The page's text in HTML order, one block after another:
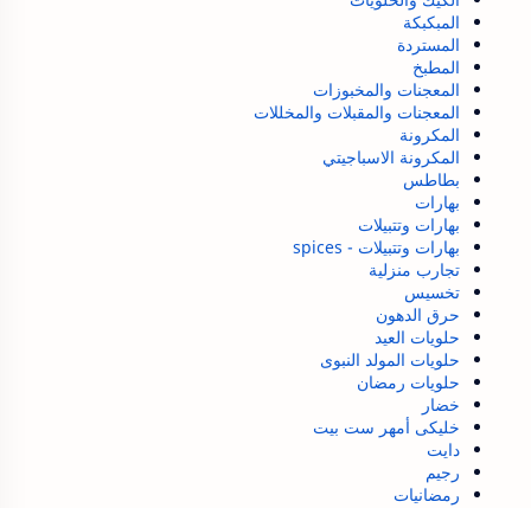
المبكبكة
المستردة
المطبخ
المعجنات والمخبوزات
المعجنات والمقبلات والمخللات
المكرونة
المكرونة الاسباجيتي
بطاطس
بهارات
بهارات وتتبيلات
بهارات وتتبيلات - spices
تجارب منزلية
تخسيس
حرق الدهون
حلويات العيد
حلويات المولد النبوى
حلويات رمضان
خضار
خليكى أمهر ست بيت
دايت
رجيم
رمضانيات